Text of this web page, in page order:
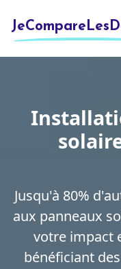
Jusqu'à 80%
aux panneaux
votre impact
bénéficiant